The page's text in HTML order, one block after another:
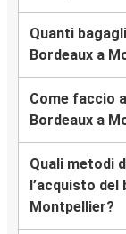
Quanti
Bordeaux a
Come faccio
Bordeaux a
Quali metodi
l’acquisto
Montpellier?